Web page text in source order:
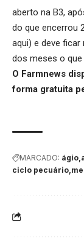
aberto na B3,
do que encerrou
aqui) e deve ficar
dos meses o
O Farmnews
forma gratuita
MARCADO: ágio
ciclo pecuário